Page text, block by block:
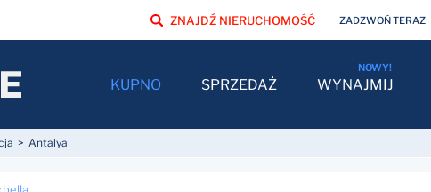
Antalya
KUPNO SPRZEDAŻ WYNAJMIJ
ZNAJDŹ NIERUCHOMOŚĆ ZADZWOŃ TERAZ